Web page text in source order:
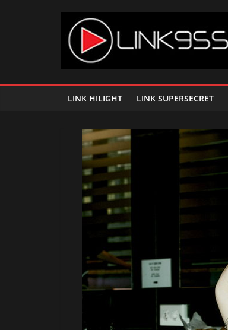
Link
95.5
คลื่น
เพลง
ฮิต
สุด
คูล
สถานี
LINK HILIGHT LINK SUPERSECRET